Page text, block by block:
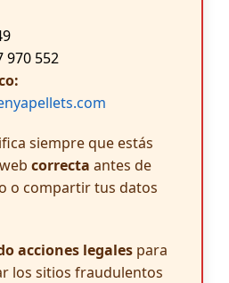
970 552
siempre que estás
correcta antes de
o compartir tus datos
acciones legales para
los sitios fraudulentos